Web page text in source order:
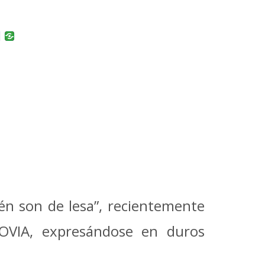
VK
son de lesa”, recientemente
expresándose en duros